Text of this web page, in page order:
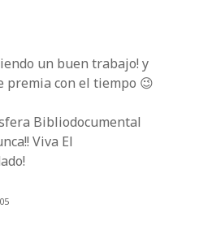
un buen trabajo! y
premia con el tiempo 😉
Bibliodocumental
Viva El